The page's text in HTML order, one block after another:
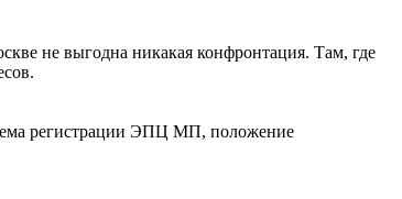
не выгодна никакая конфронтация. Там, где
регистрации ЭПЦ МП, положение